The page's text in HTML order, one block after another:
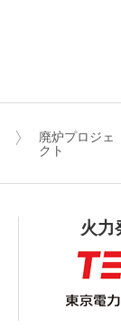
廃炉プロジェ
クト
火力